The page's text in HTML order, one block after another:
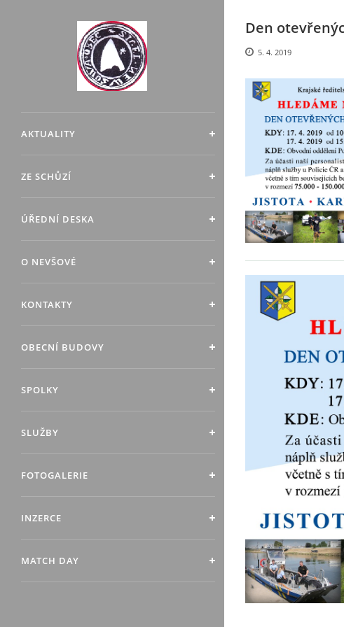
AKTUALITY
ZE SCHŮZÍ
ÚŘEDNÍ DESKA
O NEVŠOVÉ
KONTAKTY
OBECNÍ BUDOVY
SPOLKY
SLUŽBY
FOTOGALERIE
INZERCE
MATCH DAY
Den
5. 4. 2019